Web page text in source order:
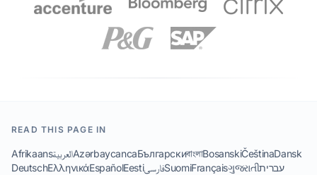
READ THIS PAGE IN
AfrikaansالعربيةAzərbaycancaБългарскиবাংলাBosanskiČeštinaDansk
DeutschΕλληνικάEspañolEestiفارسیSuomiFrançaisગુજરાતીעברית